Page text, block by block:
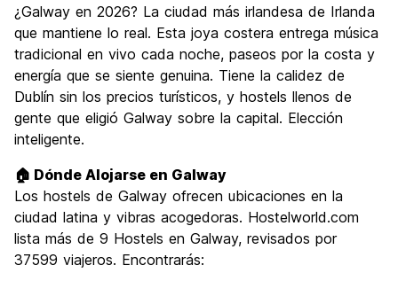
Fiesta
8.9
Calidad Precio
8.0
¿Galway en 2026? La ciudad más irlandesa de Irlanda
que mantiene lo real. Esta joya costera entrega música
tradicional en vivo cada noche, paseos por la costa y
energía que se siente genuina. Tiene la calidez de
Dublín sin los precios turísticos, y hostels llenos de
gente que eligió Galway sobre la capital. Elección
inteligente.
🏠 Dónde Alojarse en Galway
Los hostels de Galway ofrecen ubicaciones en la
ciudad latina y vibras acogedoras. Hostelworld.com
lista más de 9 Hostels en Galway, revisados por
37599 viajeros. Encontrarás: